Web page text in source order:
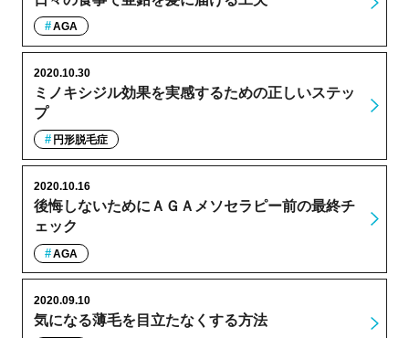
AGA
ミノキシジル効果を実感するための正しいステッ
プ
2020.10.30
円形脱毛症
後悔しないためにＡＧＡメソセラピー前の最終チ
ェック
2020.10.16
AGA
気になる薄毛を目立たなくする方法
2020.09.10